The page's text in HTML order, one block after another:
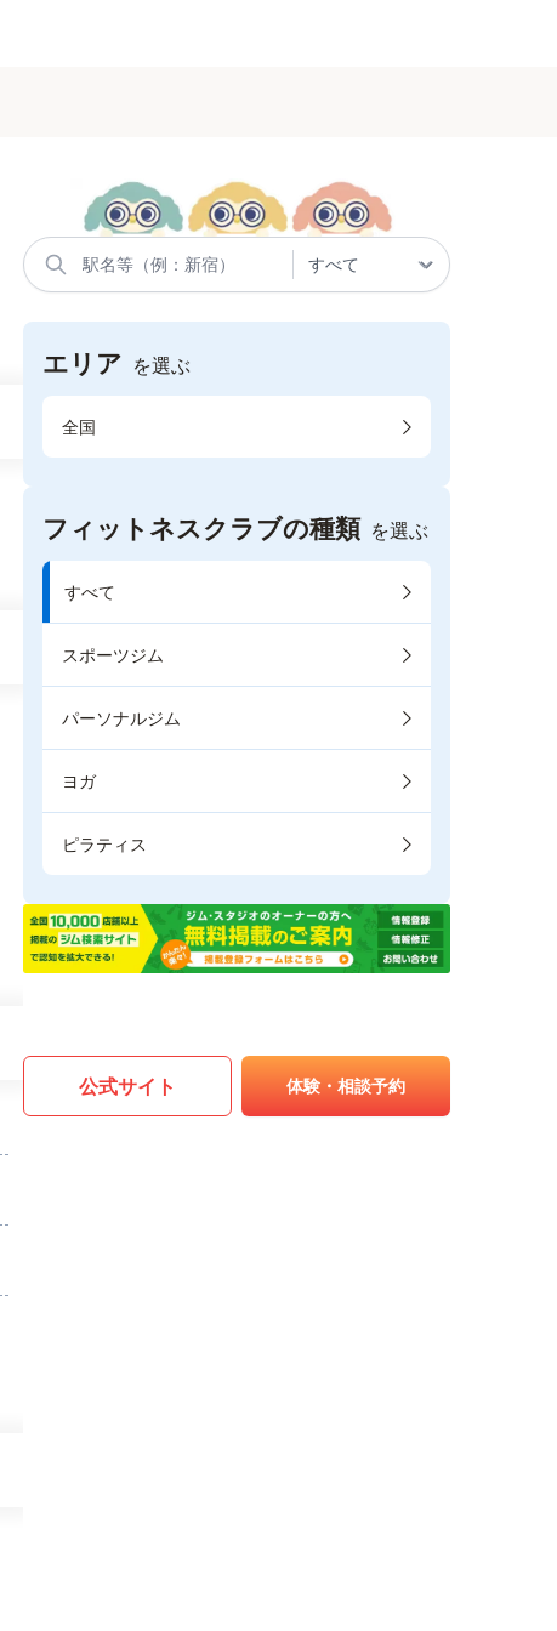
エリア を選ぶ
全国
フィットネスクラブの種類 を選ぶ
すべて
スポーツジム
パーソナルジム
ヨガ
ピラティス
公式サイト 体験・相談予約